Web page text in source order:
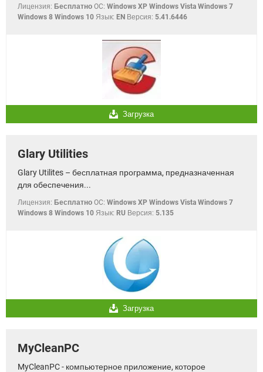
Лицензия: Бесплатно OC: Windows XP Windows Vista Windows 7
Windows 8 Windows 10 Язык: EN Версия: 5.41.6446
Загрузка
Glary Utilities
Glary Utilites – бесплатная программа, предназначенная
для обеспечения...
Лицензия: Бесплатно OC: Windows XP Windows Vista Windows 7
Windows 8 Windows 10 Язык: RU Версия: 5.135
Загрузка
MyCleanPC
MyCleanPC - компьютерное приложение, которое